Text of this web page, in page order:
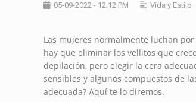
05-09-2022 - 12:12 PM Vida y Estilo
Las mujeres normalmente luchan
hay que eliminar los vellitos que
depilación, pero elegir la cera
sensibles y algunos compuestos de
adecuada? Aquí te lo diremos.